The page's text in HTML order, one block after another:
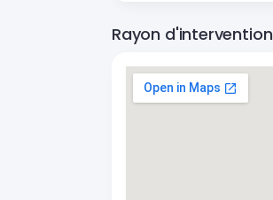
Rayon d'intervention